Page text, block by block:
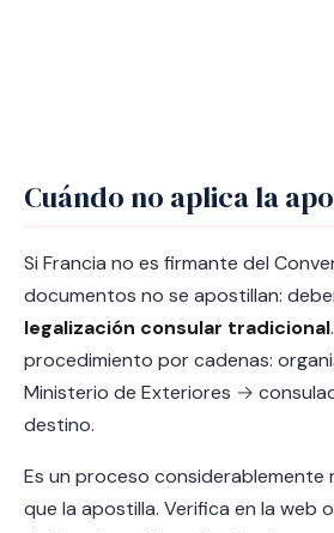
Cuándo no aplica la
Si Francia no es firmante del
documentos no se apostillan:
legalización consular tradicional
procedimiento por cadenas:
Ministerio de Exteriores →
destino.
Es un proceso considerablemente
que la apostilla. Verifica en la web